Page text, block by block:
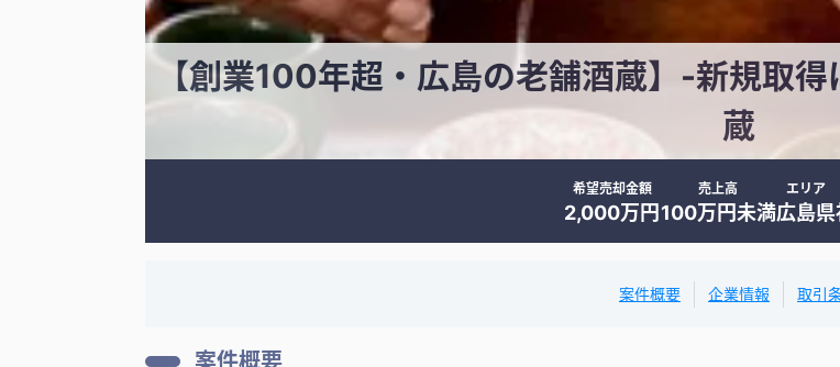
【創業100年超・広島の老舗酒蔵】-新規取
蔵
希望売却金額
2,000万円
売上高
100万円未満
エリア
広島県
案件概要 企業情報 取引
案件概要